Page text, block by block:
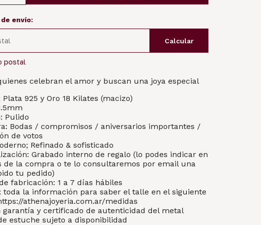
envío:
Calcular
postal
celebran el amor y buscan una joya especial
925 y Oro 18 Kilates (macizo)
Pulido
Bodas / compromisos / aniversarios importantes /
de votos
Refinado & sofisticado
Grabado interno de regalo (lo podes indicar en
de la compra o te lo consultaremos por email una
tu pedido)
fabricación: 1 a 7 días hábiles
toda la información para saber el talle en el siguiente
athenajoyeria.com.ar/medidas
garantía y certificado de autenticidad del metal
estuche sujeto a disponibilidad